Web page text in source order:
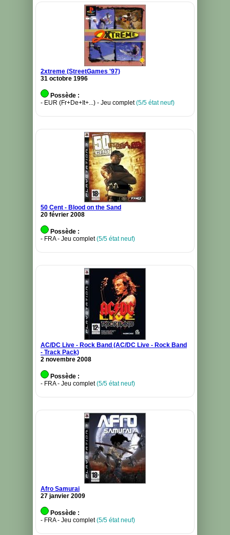
2xtreme (StreetGames '97)
31 octobre 1996
Possède :
- EUR (Fr+De+It+...) - Jeu complet(5/5 état neuf)
50 Cent - Blood on the Sand
20 février 2008
Possède :
- FRA - Jeu complet(5/5 état neuf)
AC/DC Live - Rock Band (AC/DC Live - Rock Band
- Track Pack)
2 novembre 2008
Possède :
- FRA - Jeu complet(5/5 état neuf)
Afro Samurai
27 janvier 2009
Possède :
- FRA - Jeu complet(5/5 état neuf)